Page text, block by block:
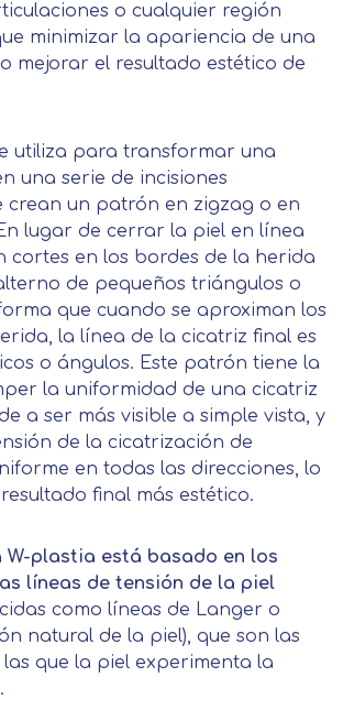
o cualquier región
minimizar la apariencia de una
mejorar el resultado estético de
utiliza para transformar una
una serie de incisiones
crean un patrón en zigzag o en
lugar de cerrar la piel en línea
cortes en los bordes de la herida
de pequeños triángulos o
que cuando se aproximan los
la línea de la cicatriz final es
o ángulos. Este patrón tiene la
la uniformidad de una cicatriz
a ser más visible a simple vista, y
de la cicatrización de
en todas las direcciones, lo
final más estético.
W-plastia está basado en los
líneas de tensión de la piel
como líneas de Langer o
natural de la piel), que son las
que la piel experimenta la